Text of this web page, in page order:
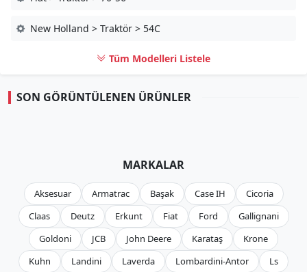
New Holland > Traktör > 54C
Tüm Modelleri Listele
SON GÖRÜNTÜLENEN ÜRÜNLER
MARKALAR
Aksesuar Armatrac Başak Case IH
Cicoria
Claas
Deutz Erkunt Fiat Ford
Gallignani
Goldoni
JCB John Deere Karataş
Krone
Kuhn
Landini Laverda Lombardini-Antor
Ls